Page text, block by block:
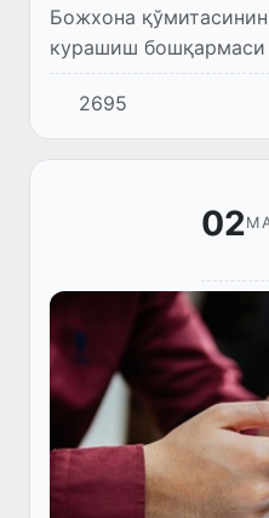
Божхона
курашиш бошқармаси
хавфсизлик хизмати
вазирлиги
Сергели туманида
2695
02